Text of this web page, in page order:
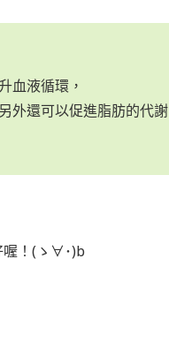
血液循環，
外還可以促進脂肪的代謝
喔！(ゝ∀･)b